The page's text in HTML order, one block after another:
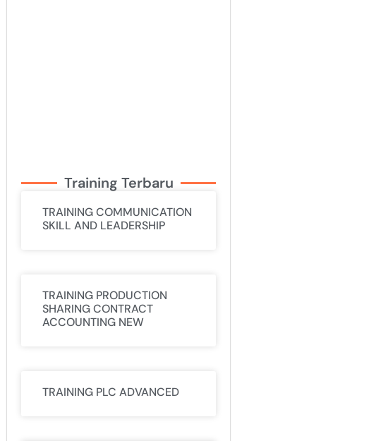
Training Terbaru
TRAINING COMMUNICATION
SKILL AND LEADERSHIP
TRAINING PRODUCTION
SHARING CONTRACT
ACCOUNTING NEW
TRAINING PLC ADVANCED